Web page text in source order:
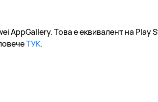
AppGallery. Това е еквивалент на Play
ТУК.